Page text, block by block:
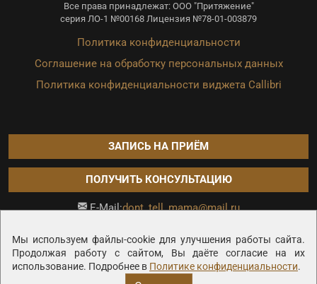
Мы используем файлы-cookie для улучшения работы сайта.
Продолжая работу с сайтом, Вы даёте согласие на их
использование. Подробнее в Политике конфиденциальности.
Все права принадлежат: ООО "Притяжение"
серия ЛО-1 №00168 Лицензия №78-01-003879
Политика конфиденциальности
Соглашение на обработку персональных данных
Политика конфиденциальности виджета Callibri
ЗАПИСЬ НА ПРИЁМ
ПОЛУЧИТЬ КОНСУЛЬТАЦИЮ
E-Mail:dont_tell_mama@mail.ru